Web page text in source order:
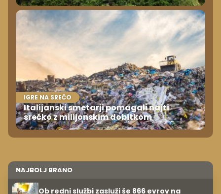
IGRE NA SREČO
Italijanski smetarji pomagali najti
srečko z milijonskim dobitkom
NAJBOLJ BRANO
Ob redni službi zasluži še 866 evrov na